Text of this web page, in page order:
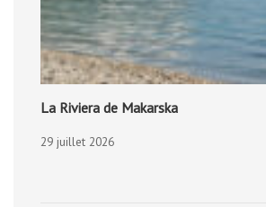
La Riviera de Makarska
29 juillet 2026